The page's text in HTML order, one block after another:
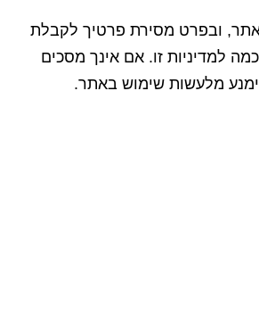
ובפרט מסירת פרטיך לקבלת
למדיניות זו. אם אינך מסכים
מלעשות שימוש באתר.